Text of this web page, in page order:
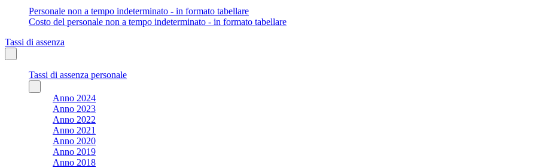
Personale non a tempo indeterminato - in formato tabellare
Costo del personale non a tempo indeterminato - in formato tabellare
Tassi di assenza
Tassi di assenza personale
Anno 2024
Anno 2023
Anno 2022
Anno 2021
Anno 2020
Anno 2019
Anno 2018